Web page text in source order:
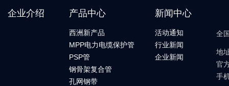
企业介绍 产品中心
西洲新产品
MPP电力电缆保护管
PSP管
钢骨架复合管
孔网钢带
新闻中心
活动通知
行业新闻
企业新闻
全
地
官
手